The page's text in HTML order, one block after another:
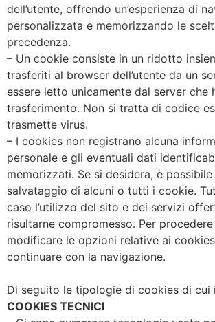
dell’utente, offrendo un’esperienza di
personalizzata e memorizzando le
precedenza.
– Un cookie consiste in un ridotto
trasferiti al browser dell’utente da un
essere letto unicamente dal server che
trasferimento. Non si tratta di codice
trasmette virus.
– I cookies non registrano alcuna
personale e gli eventuali dati
memorizzati. Se si desidera, è
salvataggio di alcuni o tutti i cookie.
caso l’utilizzo del sito e dei servizi
risultarne compromesso. Per procedere
modificare le opzioni relative ai
continuare con la navigazione.
Di seguito le tipologie di cookies di cui
COOKIES TECNICI